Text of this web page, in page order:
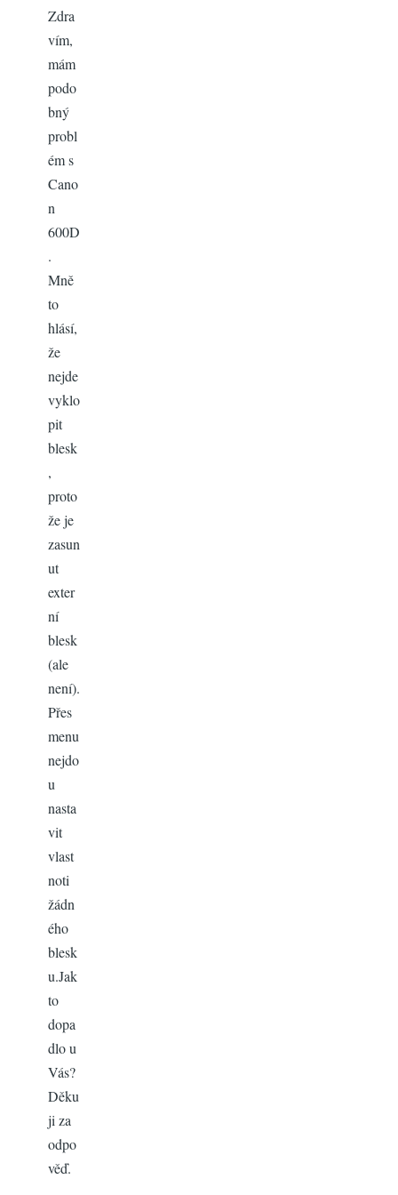
Zdra
vím,
mám
podo
bný
probl
ém s
Cano
n
600D
.
Mně
to
hlásí,
že
nejde
vyklo
pit
blesk
,
proto
že je
zasun
ut
exter
ní
blesk
(ale
není).
Přes
menu
nejdo
u
nasta
vit
vlast
noti
žádn
ého
blesk
u.Jak
to
dopa
dlo u
Vás?
Děku
ji za
odpo
věď.